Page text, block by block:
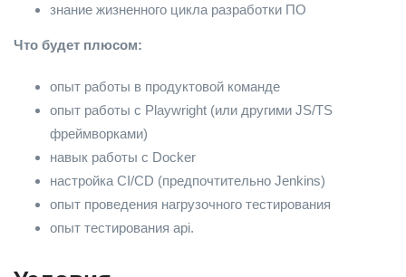
знание жизненного цикла разработки ПО
Что будет плюсом:
опыт работы в продуктовой команде
опыт работы с Playwright (или другими JS/TS
фреймворками)
навык работы с Docker
настройка CI/CD (предпочтительно Jenkins)
опыт проведения нагрузочного тестирования
опыт тестирования api.